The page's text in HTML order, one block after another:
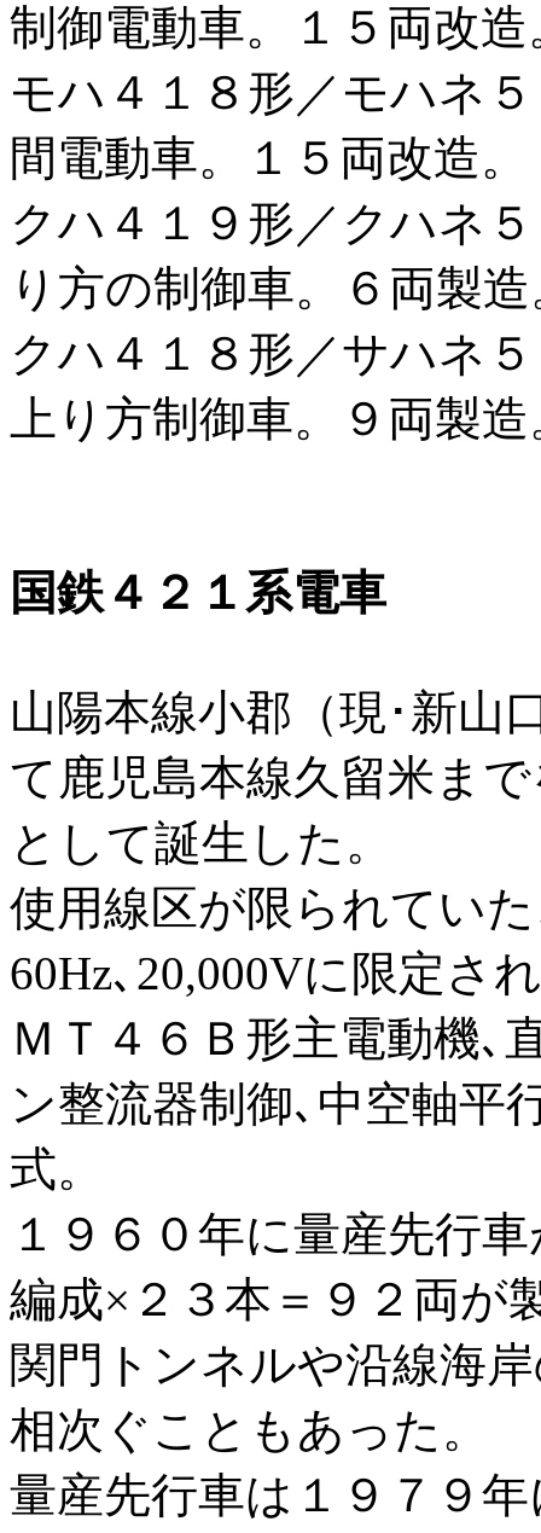
制御電動車。１５両改造
モハ４１８形／モハネ
間電動車。１５両改造。
クハ４１９形／クハネ
り方の制御車。６両製
クハ４１８形／サハネ
上り方制御車。９両製
国鉄４２１系電車
山陽本線小郡（現･新山
て鹿児島本線久留米ま
として誕生した。
使用線区が限られてい
60Hz､20,000Vに限定さ
ＭＴ４６Ｂ形主電動機､
ン整流器制御､中空軸平
式。
１９６０年に量産先行
編成×２３本＝９２両が
関門トンネルや沿線海
相次ぐこともあった。
量産先行車は１９７９